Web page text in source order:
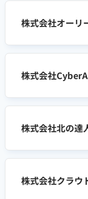
株式会社オーリ
株式会社
株式会社北の達
株式会社クラウ